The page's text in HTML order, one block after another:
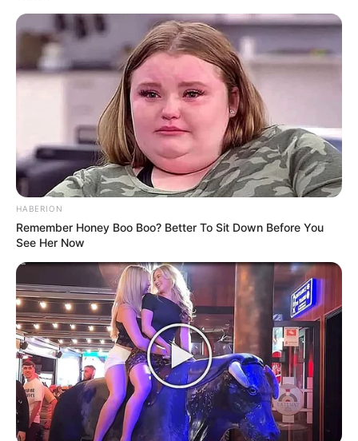
HABERION
Remember Honey Boo Boo? Better To Sit Down Before You
See Her Now